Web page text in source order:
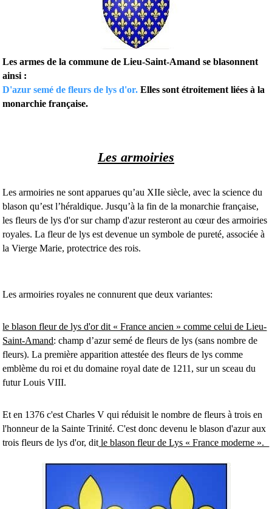
Les armes de la commune de Lieu-Saint-Amand se blasonnent
ainsi :
D'azur semé de fleurs de lys d'or. Elles sont étroitement liées à la
monarchie française.
Les armoiries
Les armoiries ne sont apparues qu’au XIIe siècle, avec la science du
blason qu’est l’héraldique. Jusqu’à la fin de la monarchie française,
les fleurs de lys d'or sur champ d'azur resteront au cœur des armoiries
royales. La fleur de lys est devenue un symbole de pureté, associée à
la Vierge Marie, protectrice des rois.
Les armoiries royales ne connurent que deux variantes:
le blason fleur de lys d'or dit « France ancien » comme celui de Lieu-
Saint-Amand: champ d’azur semé de fleurs de lys (sans nombre de
fleurs). La première apparition attestée des fleurs de lys comme
emblème du roi et du domaine royal date de 1211, sur un sceau du
futur Louis VIII.
Et en 1376 c'est Charles V qui réduisit le nombre de fleurs à trois en
l'honneur de la Sainte Trinité. C'est donc devenu le blason d'azur aux
trois fleurs de lys d'or, ditle blason fleur de Lys « France moderne ».